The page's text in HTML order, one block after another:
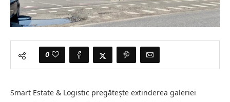
0
Smart Estate & Logistic pregătește extinderea galeriei